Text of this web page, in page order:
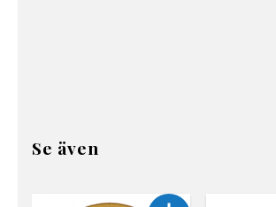
Se även